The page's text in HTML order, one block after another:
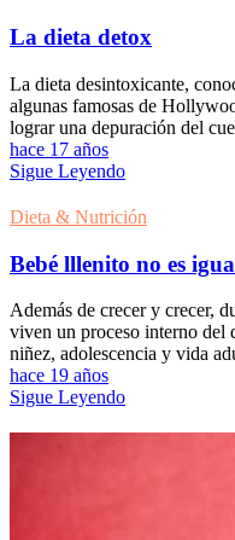
La dieta detox
La dieta desintoxicante,
algunas famosas de
lograr una depuración del
hace 17 años
Sigue Leyendo
Dieta & Nutrición
Bebé lllenito no es
Además de crecer y crecer,
viven un proceso interno del
niñez, adolescencia y vida
hace 19 años
Sigue Leyendo